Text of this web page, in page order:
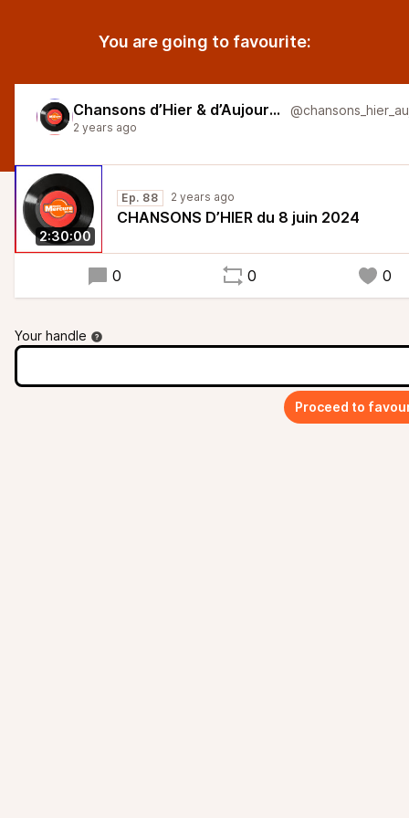
You are going to favourite:
Chansons d’Hier & d’Aujourd'hui
2 years ago
2:30:00
Ep. 88 2 years ago
CHANSONS D’HIER du 8 juin 2024
0 0 0
Your handle
Proceed to